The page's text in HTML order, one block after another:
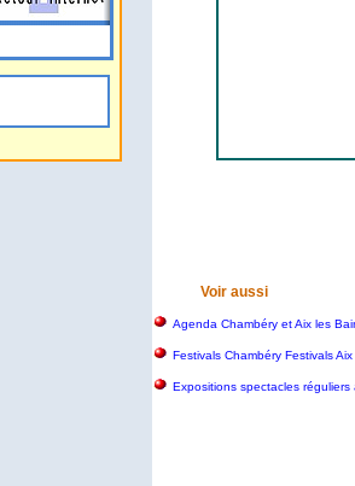
Voir aussi
Agenda Chambéry et Aix les
Festivals Chambéry Festivals
Expositions spectacles